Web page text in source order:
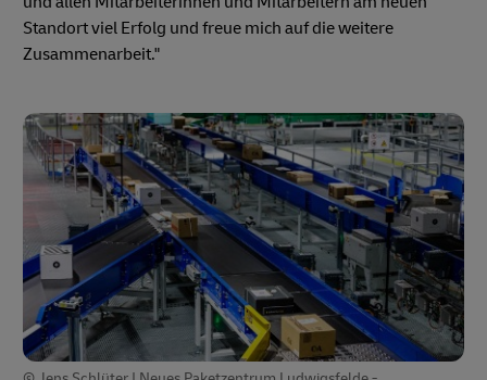
Standort viel Erfolg und freue mich auf die weitere
Zusammenarbeit."